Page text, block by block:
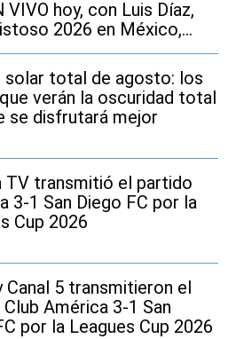
VIVO hoy, con Luis Díaz,
2026 en México,
Unidos y España?
solar total de agosto: los
verán la oscuridad total
se disfrutará mejor
TV transmitió el partido
3-1 San Diego FC por la
Cup 2026
Canal 5 transmitieron el
América 3-1 San
por la Leagues Cup 2026